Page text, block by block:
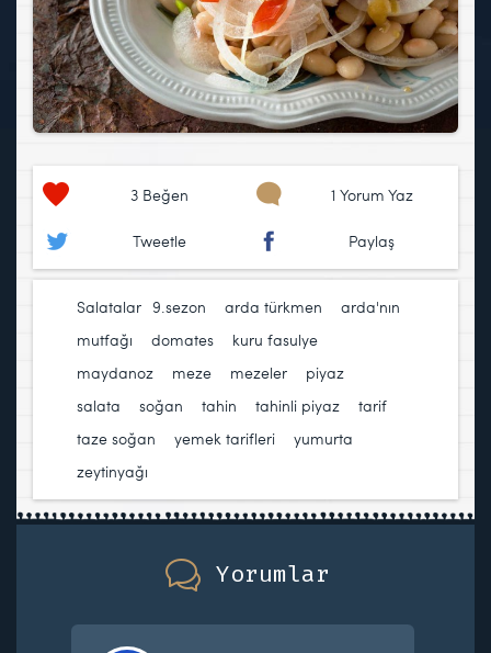
3 Beğen 1 Yorum Yaz
Tweetle Paylaş
Salatalar 9.sezon arda türkmen
arda'nın
mutfağı
domates kuru fasulye
maydanoz
meze mezeler piyaz
salata
soğan tahin tahinli piyaz tarif
taze soğan
yemek tarifleri yumurta
zeytinyağı
Yorumlar